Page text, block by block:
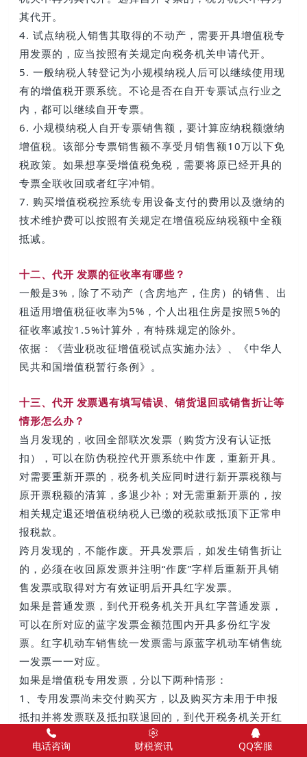
其代开。
4. 试点纳税人销售其取得的不动产，需要开具增值税专
用发票的，应当按照有关规定向税务机关申请代开。
5. 一般纳税人转登记为小规模纳税人后可以继续使用现
有的增值税开票系统。不论是否在自开专票试点行业之
内，都可以继续自开专票。
6. 小规模纳税人自开专票销售额，要计算应纳税额缴纳
增值税。该部分专票销售额不享受月销售额10万以下免
税政策。如果想享受增值税免税，需要将原已经开具的
专票全联收回或者红字冲销。
7. 购买增值税税控系统专用设备支付的费用以及缴纳的
技术维护费可以按照有关规定在增值税应纳税额中全额
抵减。
十二、代开 发票的征收率有哪些？
一般是3%，除了不动产（含房地产，住房）的销售、出
租适用增值税征收率为5%，个人出租住房是按照5%的
征收率减按1.5%计算外，有特殊规定的除外。
依据：《营业税改征增值税试点实施办法》、《中华人
民共和国增值税暂行条例》。
十三、代开 发票遇有填写错误、销货退回或销售折让等
情形怎么办？
当月发现的，收回全部联次发票（购货方没有认证抵
扣），可以在防伪税控代开票系统中作废，重新开具。
对需要重新开票的，税务机关应同时进行新开票税额与
原开票税额的清算，多退少补；对无需重新开票的，按
相关规定退还增值税纳税人已缴的税款或抵顶下正常申
报税款。
跨月发现的，不能作废。开具发票后，如发生销售折让
的，必须在收回原发票并注明“作废”字样后重新开具销
售发票或取得对方有效证明后开具红字发票。
如果是普通发票，到代开税务机关开具红字普通发票，
可以在所对应的蓝字发票金额范围内开具多份红字发
票。红字机动车销售统一发票需与原蓝字机动车销售统
一发票一一对应。
如果是增值税专用发票，分以下两种情形：
1、专用发票尚未交付购买方，以及购买方未用于申报
抵扣并将发票联及抵扣联退回的，到代开税务机关开红
字专用发票。
2、购买方取得专用发票已用于申报抵扣的，由购买方
电话咨询 财税资讯 QQ客服